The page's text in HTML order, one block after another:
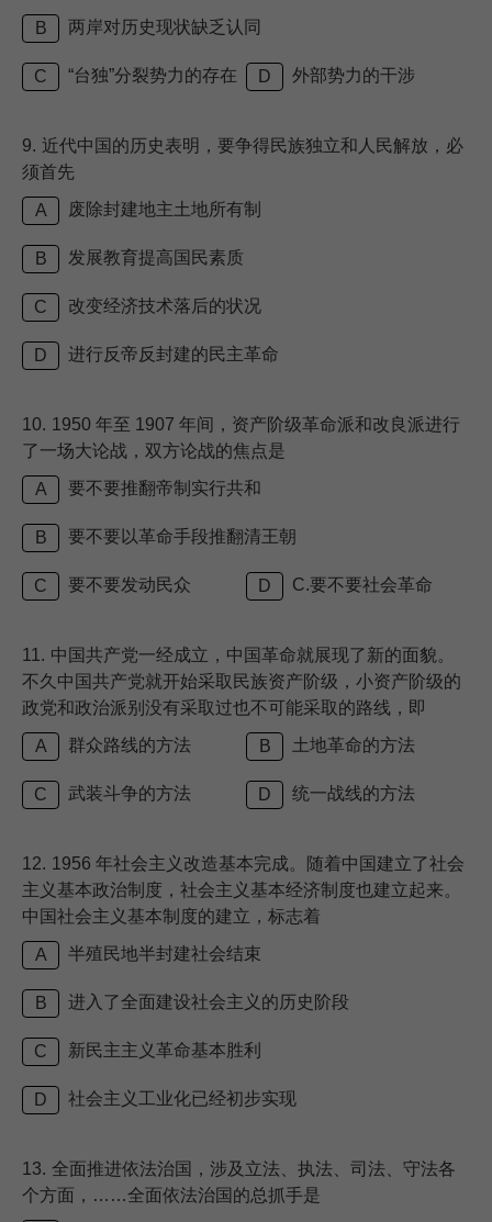
B 两岸对历史现状缺乏认同
C “台独”分裂势力的存在 D 外部势力的干涉
9. 近代中国的历史表明，要争得民族独立和人民解放，必
须首先
A 废除封建地主土地所有制
B 发展教育提高国民素质
C 改变经济技术落后的状况
D 进行反帝反封建的民主革命
10. 1950 年至 1907 年间，资产阶级革命派和改良派进行
了一场大论战，双方论战的焦点是
A 要不要推翻帝制实行共和
B 要不要以革命手段推翻清王朝
C 要不要发动民众 D C.要不要社会革命
11. 中国共产党一经成立，中国革命就展现了新的面貌。
不久中国共产党就开始采取民族资产阶级，小资产阶级的
政党和政治派别没有采取过也不可能采取的路线，即
A 群众路线的方法 B 土地革命的方法
C 武装斗争的方法 D 统一战线的方法
12. 1956 年社会主义改造基本完成。随着中国建立了社会
主义基本政治制度，社会主义基本经济制度也建立起来。
中国社会主义基本制度的建立，标志着
A 半殖民地半封建社会结束
B 进入了全面建设社会主义的历史阶段
C 新民主主义革命基本胜利
D 社会主义工业化已经初步实现
13. 全面推进依法治国，涉及立法、执法、司法、守法各
个方面，……全面依法治国的总抓手是